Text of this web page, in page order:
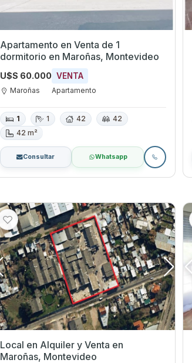
Apartamento en Venta de 1
dormitorio en Maroñas, Montevideo
U$S 60.000 VENTA
Maroñas Apartamento
1 1 42
42
42 m²
Consultar Whatsapp
Local en Alquiler y Venta en
Maroñas, Montevideo